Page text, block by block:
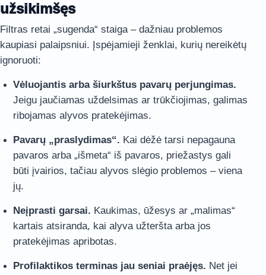
užsikimšęs
Filtras retai „sugenda“ staiga – dažniau problemos
kaupiasi palaipsniui. Įspėjamieji ženklai, kurių nereikėtų
ignoruoti:
Vėluojantis arba šiurkštus pavarų perjungimas.
Jeigu jaučiamas uždelsimas ar trūkčiojimas, galimas
ribojamas alyvos pratekėjimas.
Pavarų „praslydimas“. Kai dėžė tarsi nepagauna
pavaros arba „išmeta“ iš pavaros, priežastys gali
būti įvairios, tačiau alyvos slėgio problemos – viena
jų.
Neįprasti garsai. Kaukimas, ūžesys ar „malimas“
kartais atsiranda, kai alyva užteršta arba jos
pratekėjimas apribotas.
Profilaktikos terminas jau seniai praėjęs. Net jei